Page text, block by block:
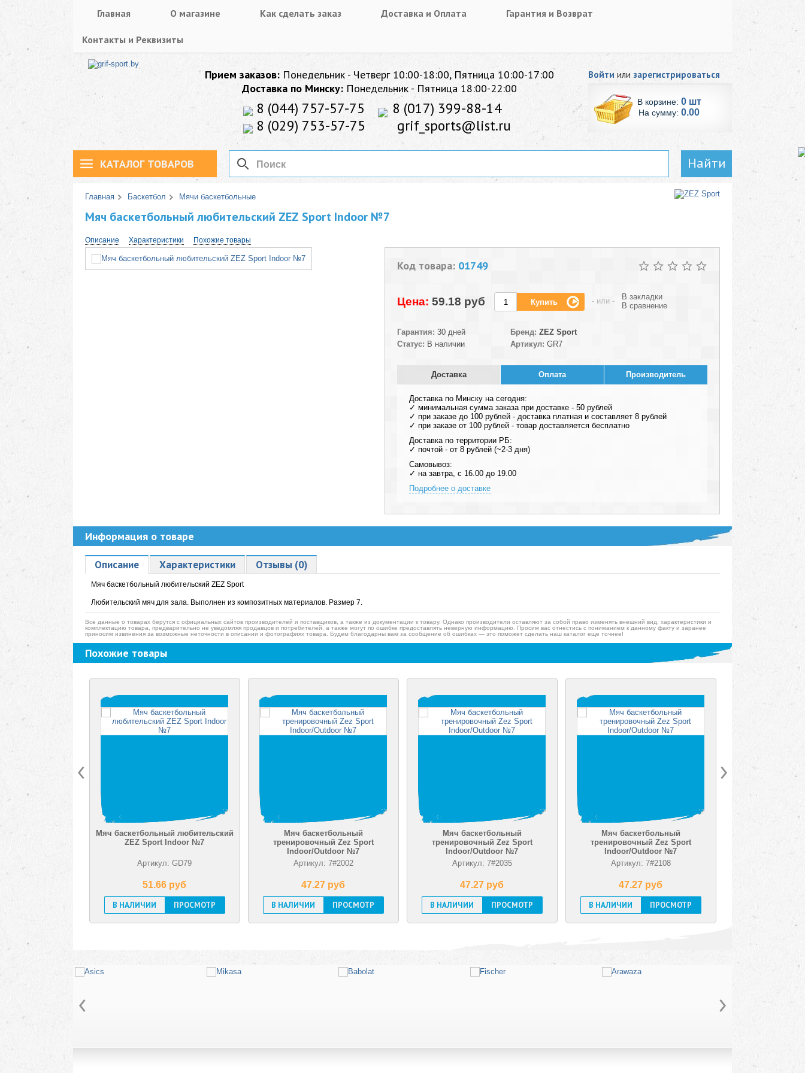
Главная О магазине Как сделать заказ Доставка и Оплата Гарантия и Возврат
Контакты и Реквизиты
Прием заказов: Понедельник - Четверг 10:00-18:00, Пятница 10:00-17:00
Доставка по Минску: Понедельник - Пятница 18:00-22:00
8 (044) 757-57-75
8 (017) 399-88-14
8 (029) 753-57-75
grif_sports@list.ru
Войти или зарегистрироваться
В корзине: 0 шт
На сумму: 0.00
КАТАЛОГ ТОВАРОВ Найти
Главная Баскетбол Мячи баскетбольные
Мяч баскетбольный любительский ZEZ Sport Indoor №7
Описание Характеристики Похожие товары
Код товара: 01749
Цена: 59.18 pуб - или -
В закладки
В сравнение
Гарантия: 30 дней
Статус: В наличии
Бренд: ZEZ Sport
Артикул: GR7
Доставка Оплата Производитель
Доставка по Минску на сегодня:
✓ минимальная сумма заказа при доставке - 50 рублей
✓ при заказе до 100 рублей - доставка платная и составляет 8 рублей
✓ при заказе от 100 рублей - товар доставляется бесплатно
Доставка по территории РБ:
✓ почтой - от 8 рублей (~2-3 дня)
Самовывоз:
✓ на завтра, с 16.00 до 19.00
Подробнее о доставке
Информация о товаре
Описание Характеристики Отзывы (0)
Мяч баскетбольный любительский ZEZ Sport
Любительский мяч для зала. Выполнен из композитных материалов. Размер 7.
Все данные о товарах берутся с официальных сайтов производителей и поставщиков, а также из документации к товару. Однако производители оставляют за собой право изменять внешний вид, характеристики и
комплектацию товара, предварительно не уведомляя продавцов и потребителей, а также могут по ошибке предоставлять неверную информацию. Просим вас отнестись с пониманием к данному факту и заранее
приносим извинения за возможные неточности в описании и фотографиях товара. Будем благодарны вам за сообщение об ошибках — это поможет сделать наш каталог еще точнее!
Похожие товары
Мяч баскетбольный любительский
ZEZ Sport Indoor №7
Артикул: GD79
51.66 pуб
В НАЛИЧИИ
ПРОСМОТР
Мяч баскетбольный
тренировочный Zez Sport
Indoor/Outdoor №7
Артикул: 7#2002
47.27 pуб
В НАЛИЧИИ
ПРОСМОТР
Мяч баскетбольный
тренировочный Zez Sport
Indoor/Outdoor №7
Артикул: 7#2035
47.27 pуб
В НАЛИЧИИ
ПРОСМОТР
Мяч баскетбольный
тренировочный Zez Sport
Indoor/Outdoor №7
Артикул: 7#2108
47.27 pуб
В НАЛИЧИИ
ПРОСМОТР
Indoor/Outdoor